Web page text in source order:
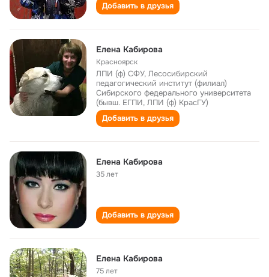
Добавить в друзья
Елена Кабирова
Красноярск
ЛПИ (ф) СФУ, Лесосибирский
педагогический институт (филиал)
Сибирского федерального университета
(бывш. ЕГПИ, ЛПИ (ф) КрасГУ)
Добавить в друзья
Елена Кабирова
35 лет
Добавить в друзья
Елена Кабирова
75 лет